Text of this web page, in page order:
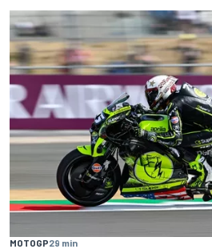
MOTOGP29 min